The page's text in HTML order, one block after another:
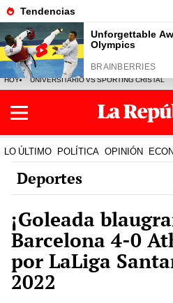
HOY UNIVERSITARIO VS SPORTING CRISTAL
LO ÚLTIMO POLÍTICA OPINIÓN
Deportes
¡Goleada
Barcelona 4-0
por LaLiga
2022